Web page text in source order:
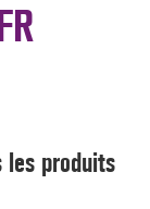
les produits